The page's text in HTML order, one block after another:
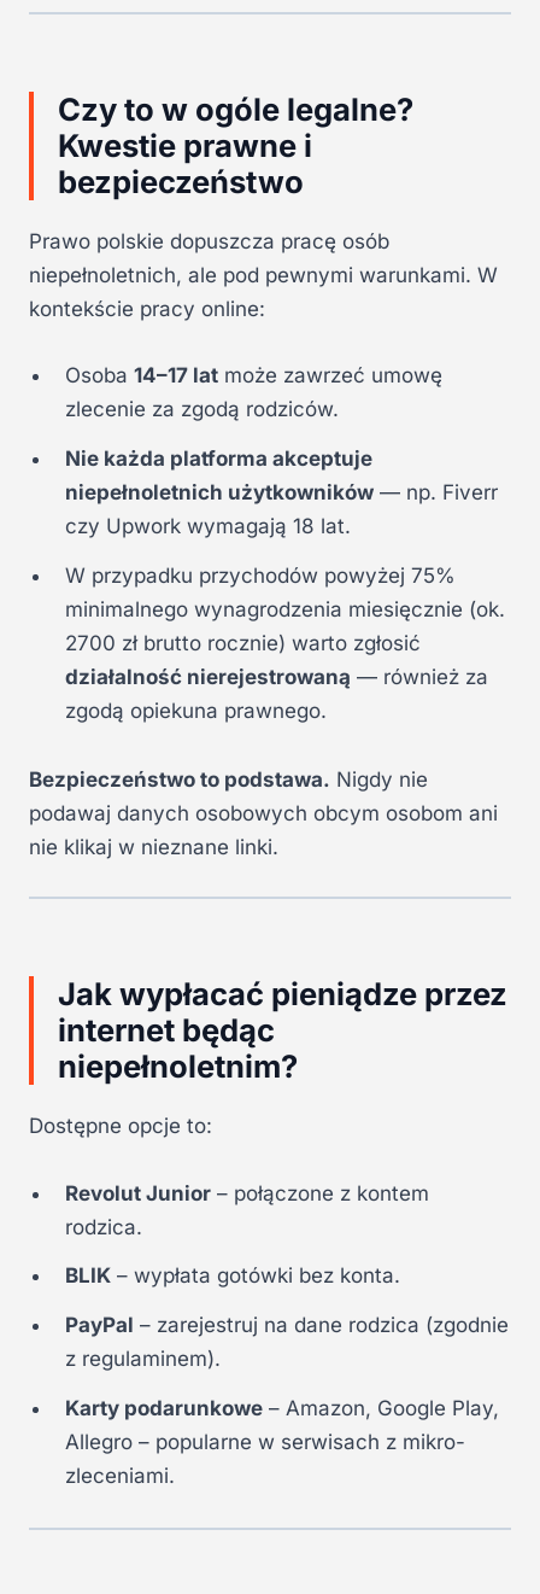
Czy to w ogóle legalne?
Kwestie prawne i
bezpieczeństwo
Prawo polskie dopuszcza pracę osób
niepełnoletnich, ale pod pewnymi warunkami. W
kontekście pracy online:
Osoba 14–17 lat może zawrzeć umowę
zlecenie za zgodą rodziców.
Nie każda platforma akceptuje
niepełnoletnich użytkowników — np. Fiverr
czy Upwork wymagają 18 lat.
W przypadku przychodów powyżej 75%
minimalnego wynagrodzenia miesięcznie (ok.
2700 zł brutto rocznie) warto zgłosić
działalność nierejestrowaną — również za
zgodą opiekuna prawnego.
Bezpieczeństwo to podstawa. Nigdy nie
podawaj danych osobowych obcym osobom ani
nie klikaj w nieznane linki.
Jak wypłacać pieniądze przez
internet będąc
niepełnoletnim?
Dostępne opcje to:
Revolut Junior – połączone z kontem
rodzica.
BLIK – wypłata gotówki bez konta.
PayPal – zarejestruj na dane rodzica (zgodnie
z regulaminem).
Karty podarunkowe – Amazon, Google Play,
Allegro – popularne w serwisach z mikro-
zleceniami.